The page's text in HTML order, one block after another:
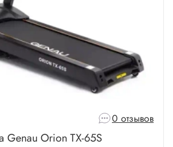
0 отзывов
Genau Orion TX-65S